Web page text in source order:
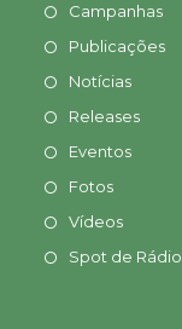
Campanhas
Publicações
Notícias
Releases
Eventos
Fotos
Vídeos
Spot de Rádio